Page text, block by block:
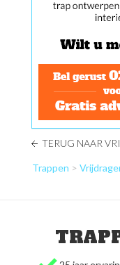
TERUG NAAR
Trappen >